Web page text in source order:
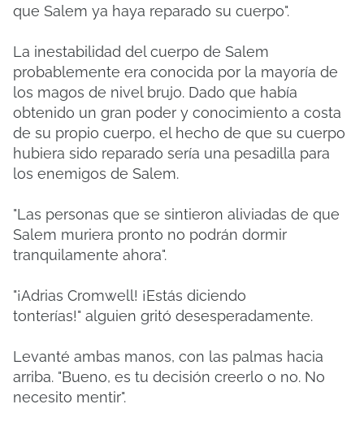
que Salem ya haya reparado su cuerpo".
La inestabilidad del cuerpo de Salem
probablemente era conocida por la mayoría de
los magos de nivel brujo. Dado que había
obtenido un gran poder y conocimiento a costa
de su propio cuerpo, el hecho de que su cuerpo
hubiera sido reparado sería una pesadilla para
los enemigos de Salem.
"Las personas que se sintieron aliviadas de que
Salem muriera pronto no podrán dormir
tranquilamente ahora".
"¡Adrias Cromwell! ¡Estás diciendo
tonterías!" alguien gritó desesperadamente.
Levanté ambas manos, con las palmas hacia
arriba. "Bueno, es tu decisión creerlo o no. No
necesito mentir".